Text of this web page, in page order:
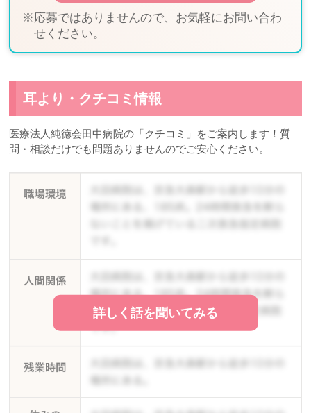
※応募ではありませんので、お気軽にお問い合わ
せください。
耳より・クチコミ情報
医療法人純徳会田中病院の「クチコミ」をご案内します！質
問・相談だけでも問題ありませんのでご安心ください。
詳しく話を聞いてみる